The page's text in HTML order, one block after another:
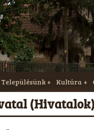
Településünk Kultúra